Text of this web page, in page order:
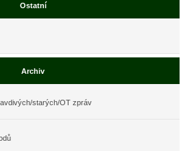
Ostatní
Archiv
starých/OT zpráv